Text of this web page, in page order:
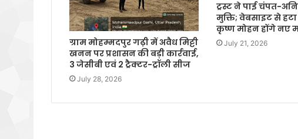
ग्राम मोहम्मदपुर गढ़ी में अवैध मिट्टी
खनन पर प्रशासन की बड़ी कार्रवाई,
3 जेसीबी एवं 2 ट्रैक्टर-ट्रॉली सीज
July 28, 2026
ट्रस्ट ने पाई चंपत-
मुक्ति; वेबसाइट से
कृष्ण मोहन होंगे नए
July 21, 2026